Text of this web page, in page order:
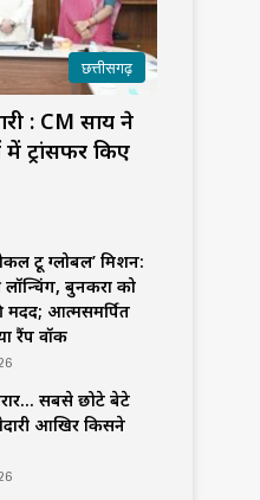
छत्तीसगढ़
: CM साय ने
ट्रांसफर किए
टू ग्लोबल’ मिशन:
बुनकरों को
मदद; आत्मसमर्पित
रैंप वॉक
सबसे छोटे बेटे
आखिर किसने